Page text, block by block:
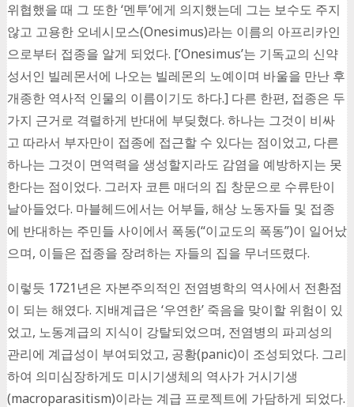
위협했을 때 그 또한 ‘멘투’에게 의지했는데 그는 보수도 주지
않고 고용한 오네시모스(Onesimus)라는 이름의 아프리카인
으로부터 접종을 알게 되었다. [‘Onesimus’는 기독교의 신약
성서인 빌레몬서에 나오는 빌레몬의 노예이며 바울을 만난 후
개종한 역사적 인물의 이름이기도 하다.] 다른 한편, 접종은 두
가지 근거로 격렬하게 반대에 부딪혔다. 하나는 그것이 비싸
고 따라서 부자만이 접종에 접근할 수 있다는 점이었고, 다른
하나는 그것이 면역력을 생성할지라도 감염을 예방하지는 못
한다는 점이었다. 그러자 코튼 매더의 집 창문으로 수류탄이
날아들었다. 마블헤드에서는 어부들, 해상 노동자들 및 접종
에 반대하는 주민들 사이에서 폭동(“이교도의 폭동”)이 일어났
으며, 이들은 접종을 장려하는 자들의 집을 무너뜨렸다.
이렇듯 1721년은 자본주의적인 전염병학의 역사에서 전환점
이 되는 해였다. 지배계급은 ‘우연한’ 죽음을 맞이할 위험이 있
었고, 노동계급의 지식이 강탈되었으며, 전염병의 파괴성의
관리에 계급성이 부여되었고, 공황(panic)이 조성되었다. 그리
하여 의미심장하게도 미시기생체의 역사가 거시기생
(macroparasitism)이라는 계급 프로젝트에 가담하게 되었다.